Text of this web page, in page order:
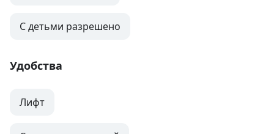
С детьми разрешено
Удобства
Лифт